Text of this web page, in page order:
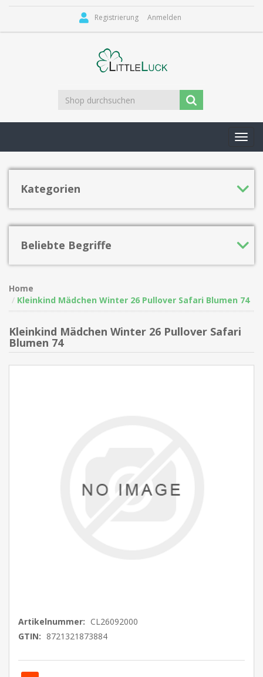
Registrierung Anmelden
Kategorien
Beliebte Begriffe
Home
Kleinkind Mädchen Winter 26 Pullover Safari Blumen 74
Kleinkind Mädchen Winter 26 Pullover Safari
Blumen 74
Artikelnummer: CL26092000
GTIN: 8721321873884